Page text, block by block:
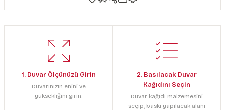
1. Duvar Ölçünüzü Girin
Duvarınızın enini ve
yüksekliğini girin.
2. Basılacak Duvar
Kağıdını Seçin
Duvar kağıdı malzemesini
seçip, baskı yapılacak alanı